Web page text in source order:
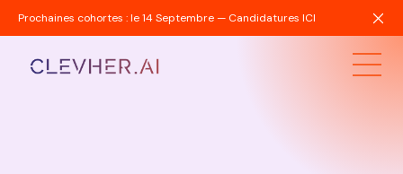
Prochaines cohortes : le 14 Septembre — Candidatures ICI